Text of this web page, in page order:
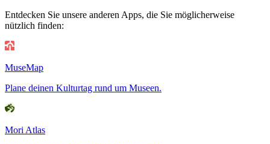
Entdecken Sie unsere anderen Apps, die Sie möglicherweise
nützlich finden:
MuseMap
Plane deinen Kulturtag rund um Museen.
Mori Atlas